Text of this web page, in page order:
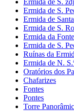
Ermida de S.
Ermida de
Ermida de S.
Ermida da
Ermida de S.
Ruínas da
Ermida de N.
Oratórios dos
Chafarizes
Fontes
Pontes
Torre